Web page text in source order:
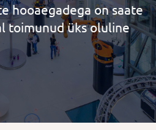
hooaegadega on saate
toimunud üks oluline